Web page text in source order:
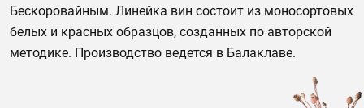
Бескоровайным. Линейка вин состоит из моносортовых
белых и красных образцов, созданных по авторской
методике. Производство ведется в Балаклаве.